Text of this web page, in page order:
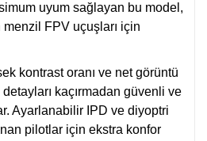
uyum sağlayan bu model,
menzil FPV uçuşları için
kontrast oranı ve net görüntü
kaçırmadan güvenli ve
Ayarlanabilir IPD ve diyoptri
pilotlar için ekstra konfor